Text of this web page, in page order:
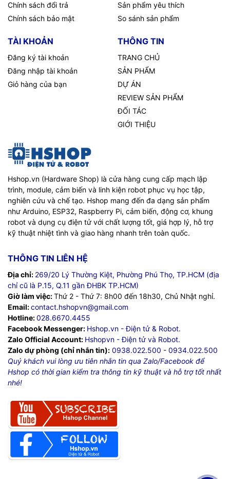
Chính sách đổi trả
Chính sách bảo mật
Sản phẩm yêu thích
So sánh sản phẩm
TÀI KHOẢN
Đăng ký tài khoản
Đăng nhập tài khoản
Giỏ hàng của bạn
THÔNG TIN
TRANG CHỦ
SẢN PHẨM
DỰ ÁN
REVIEW SẢN PHẨM
ĐỐI TÁC
GIỚI THIỆU
Hshop.vn (Hardware Shop) là cửa hàng cung cấp mạch lập
trình, module, cảm biến và linh kiện robot phục vụ học tập,
nghiên cứu và chế tạo. Hshop mang đến đa dạng sản phẩm
như Arduino, ESP32, Raspberry Pi, cảm biến, động cơ, khung
robot và dụng cụ điện tử với chất lượng tốt, giá hợp lý, hỗ trợ
kỹ thuật nhiệt tình và giao hàng nhanh trên toàn quốc.
THÔNG TIN LIÊN HỆ
Địa chỉ: 269/20 Lý Thường Kiệt, Phường Phú Thọ, TP.HCM (địa
chỉ cũ là P.15, Q.11 gần ĐHBK TP.HCM)
Giờ làm việc:Thứ 2 - Thứ 7: 8h00 đến 18h30, Chủ Nhật nghỉ.
Email:contact.hshopvn@gmail.com
Hotline:028.6670.4455
Facebook Messenger: Hshop.vn - Điện tử & Robot.
Zalo Official Account: Hshopvn - Điện tử và Robot.
Zalo dự phòng (chỉ nhắn tin): 0938.022.500 - 0934.022.500
Quý khách vui lòng ưu tiên nhắn tin qua Zalo/Facebook để
Hshop có thời gian kiểm tra thông tin kỹ thuật và hỗ trợ tốt nhất
nhé!